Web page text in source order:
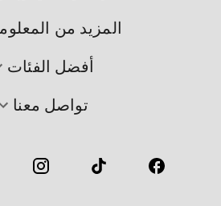
المزيد من
أفضل الفئات
تواصل معنا